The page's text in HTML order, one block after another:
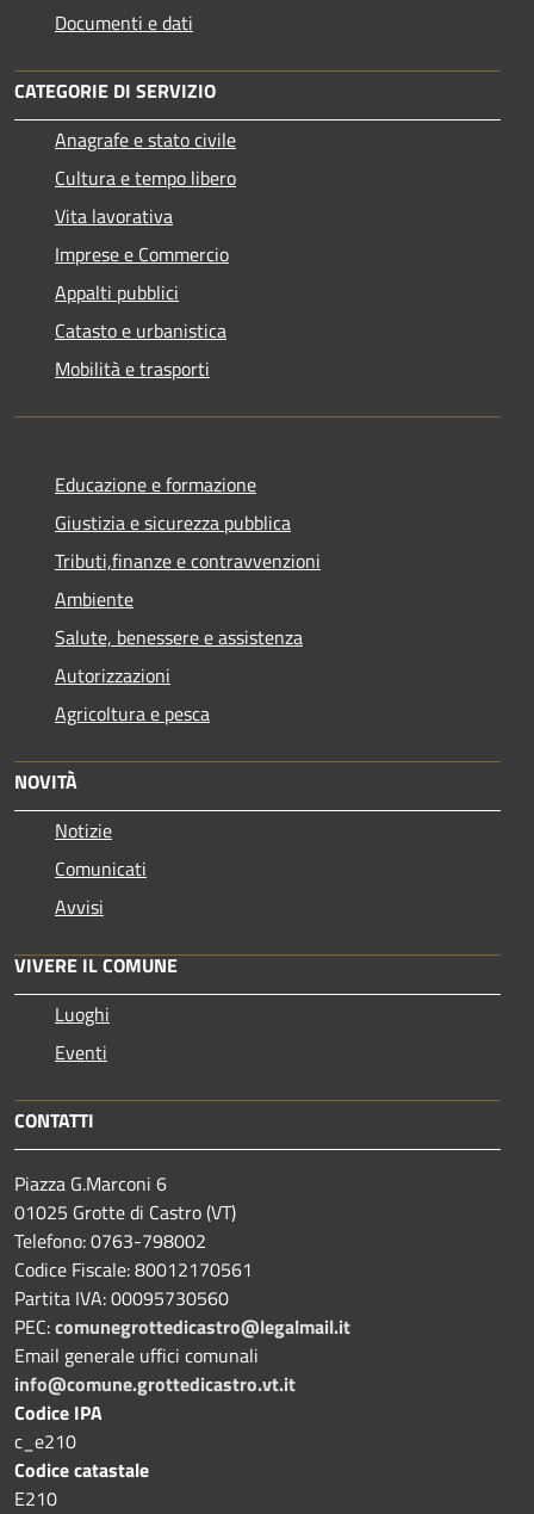
Documenti e dati
CATEGORIE DI SERVIZIO
Anagrafe e stato civile
Cultura e tempo libero
Vita lavorativa
Imprese e Commercio
Appalti pubblici
Catasto e urbanistica
Mobilità e trasporti
Educazione e formazione
Giustizia e sicurezza pubblica
Tributi,finanze e contravvenzioni
Ambiente
Salute, benessere e assistenza
Autorizzazioni
Agricoltura e pesca
NOVITÀ
Notizie
Comunicati
Avvisi
VIVERE IL COMUNE
Luoghi
Eventi
CONTATTI
Piazza G.Marconi 6
01025 Grotte di Castro (VT)
Telefono: 0763-798002
Codice Fiscale: 80012170561
Partita IVA: 00095730560
PEC:comunegrottedicastro@legalmail.it
Email generale uffici comunali
info@comune.grottedicastro.vt.it
Codice IPA
c_e210
Codice catastale
E210